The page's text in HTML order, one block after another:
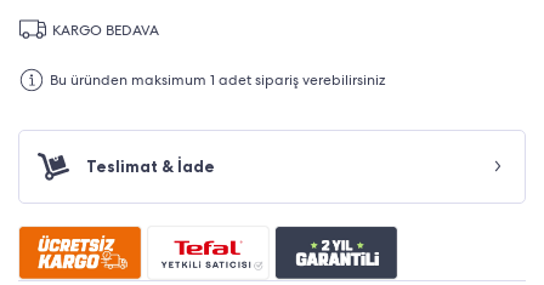
KARGO BEDAVA
Bu üründen maksimum 1 adet sipariş verebilirsiniz
Teslimat & İade